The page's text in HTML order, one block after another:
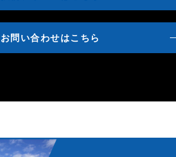
お問い合わせはこちら